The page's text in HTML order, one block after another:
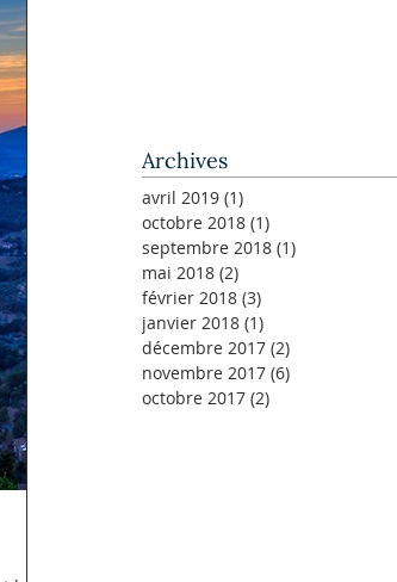
Archives
avril 2019 (1)
octobre 2018 (1)
septembre 2018 (1)
mai 2018 (2)
février 2018 (3)
janvier 2018 (1)
décembre 2017 (2)
novembre 2017 (6)
octobre 2017 (2)